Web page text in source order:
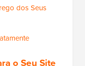
dos Seus
o Seu Site